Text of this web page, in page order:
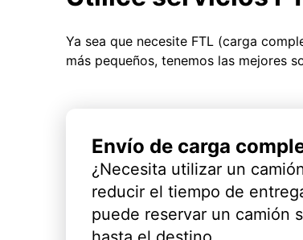
Ya sea que necesite FTL (carga
más pequeños, tenemos las mejores
Envío de carga
¿Necesita utilizar un
reducir el tiempo de
puede reservar un camión